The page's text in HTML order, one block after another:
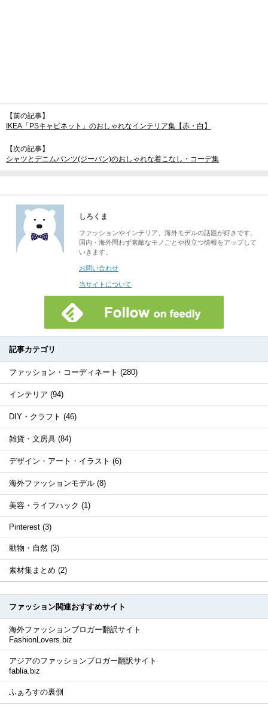
【前の記事】
IKEA「PSキャビネット」のおしゃれなインテリア集【赤・白】
【次の記事】
シャツとデニムパンツ(ジーパン)のおしゃれな着こなし・コーデ集
しろくま
ファッションやインテリア、海外モデルの話題が好きです。
国内・海外問わず素敵なモノごとや役立つ情報をアップして
いきます。
お問い合わせ
当サイトについて
記事カテゴリ
ファッション・コーディネート (280)
インテリア (94)
DIY・クラフト (46)
雑貨・文房具 (84)
デザイン・アート・イラスト (6)
海外ファッションモデル (8)
美容・ライフハック (1)
Pinterest (3)
動物・自然 (3)
素材集まとめ (2)
ファッション関連おすすめサイト
海外ファッションブロガー翻訳サイト
FashionLovers.biz
アジアのファッションブロガー翻訳サイト
fablia.biz
ふぁろすの裏側